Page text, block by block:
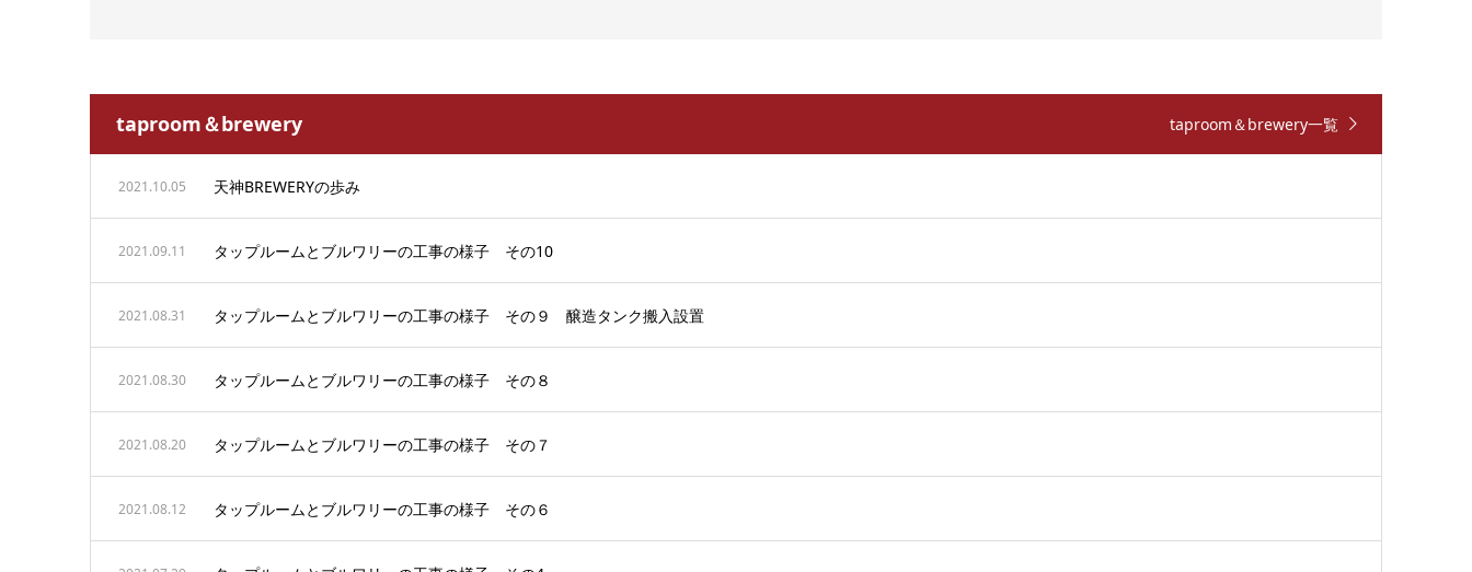
taproom＆brewery taproom＆brewery一覧
2021.10.05 天神BREWERYの歩み
2021.09.11 タップルームとブルワリーの工事の様子 その10
2021.08.31 タップルームとブルワリーの工事の様子 その９ 醸造タンク搬入設置
2021.08.30 タップルームとブルワリーの工事の様子 その８
2021.08.20 タップルームとブルワリーの工事の様子 その７
2021.08.12 タップルームとブルワリーの工事の様子 その６